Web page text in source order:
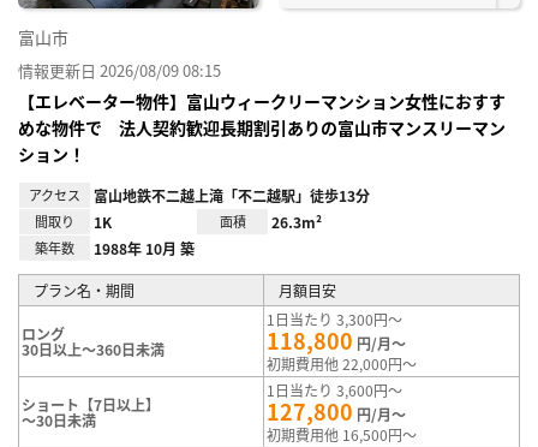
富山市
情報更新日 2026/08/09 08:15
【エレベーター物件】富山ウィークリーマンション女性におすす
めな物件で 法人契約歓迎長期割引ありの富山市マンスリーマン
ション！
アクセス 富山地鉄不二越上滝「不二越駅」徒歩13分
間取り 1K 面積 26.3m²
築年数 1988年 10月 築
プラン名・期間 月額目安
ロング
30日以上～360日未満
1日当たり 3,300円～
118,800 円/月～
初期費用他 22,000円～
ショート【7日以上】
～30日未満
1日当たり 3,600円～
127,800 円/月～
初期費用他 16,500円～